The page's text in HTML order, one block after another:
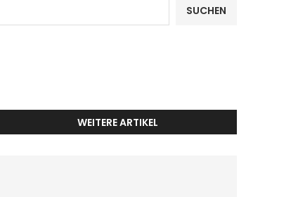
SUCHEN
WEITERE ARTIKEL